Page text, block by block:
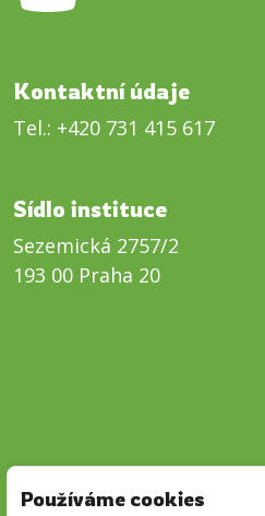
Používáme cookies
Kontaktní údaje
Tel.: +420 731 415 617
Sídlo instituce
Sezemická 2757/2
193 00 Praha 20